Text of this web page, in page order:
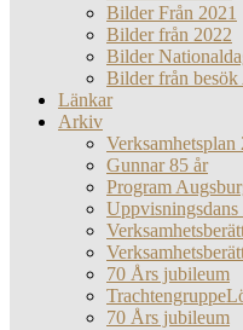
Bilder Från 2021
Bilder från 2022
Bilder
Bilder från
Länkar
Arkiv
Verksamhetsplan
Gunnar 85 år
Program
Uppvisningsdans
70 Års jubileum
70 Års jubileum